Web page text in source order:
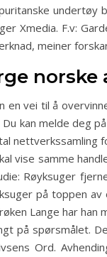
undertøy
Xmedia. F.v:
meiner
norske
en vei til å
kan melde deg
nettverkssamling
vise samme
Røyksuger
på toppen av
Lange har han
på spørsmålet.
Ord.